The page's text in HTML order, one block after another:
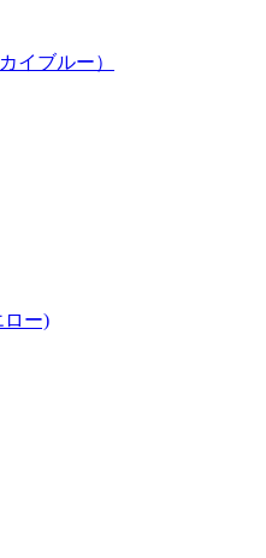
イブルー）
ー)